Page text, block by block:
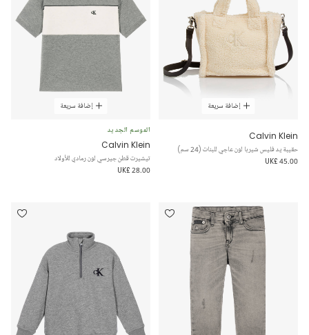
إضافة سريعة
Calvin Klein
حقيبة يد فليس شيربا لون عاجي للبنات (24 سم)
UK£ 45.00
إضافة سريعة
الموسم الجديد
Calvin Klein
تيشيرت قطن جيرسي لون رمادي للأولاد
UK£ 28.00